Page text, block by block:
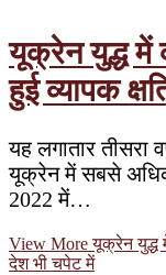
यूक्रेन युद्ध में
हुई व्यापक
यह लगातार तीसरा
यूक्रेन में सबसे
2022 में…
View Moreयूक्रेन युद्ध
देश भी चपेट में